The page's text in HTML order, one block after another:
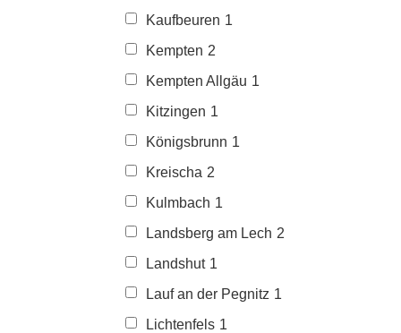
Kaufbeuren 1
Kempten 2
Kempten Allgäu 1
Kitzingen 1
Königsbrunn 1
Kreischa 2
Kulmbach 1
Landsberg am Lech 2
Landshut 1
Lauf an der Pegnitz 1
Lichtenfels 1